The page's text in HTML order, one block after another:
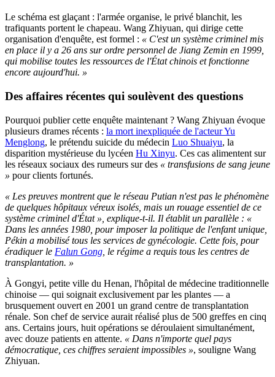
Le schéma est glaçant : l'armée organise, le privé blanchit, les
trafiquants portent le chapeau. Wang Zhiyuan, qui dirige cette
organisation d'enquête, est formel : « C'est un système criminel mis
en place il y a 26 ans sur ordre personnel de Jiang Zemin en 1999,
qui mobilise toutes les ressources de l'État chinois et fonctionne
encore aujourd'hui. »
Des affaires récentes qui soulèvent des questions
Pourquoi publier cette enquête maintenant ? Wang Zhiyuan évoque
plusieurs drames récents : la mort inexpliquée de l'acteur Yu
Menglong, le prétendu suicide du médecin Luo Shuaiyu, la
disparition mystérieuse du lycéen Hu Xinyu. Ces cas alimentent sur
les réseaux sociaux des rumeurs sur des « transfusions de sang jeune
» pour clients fortunés.
« Les preuves montrent que le réseau Putian n'est pas le phénomène
de quelques hôpitaux véreux isolés, mais un rouage essentiel de ce
système criminel d'État », explique-t-il. Il établit un parallèle : «
Dans les années 1980, pour imposer la politique de l'enfant unique,
Pékin a mobilisé tous les services de gynécologie. Cette fois, pour
éradiquer le Falun Gong , le régime a requis tous les centres de
transplantation. »
À Gongyi, petite ville du Henan, l'hôpital de médecine traditionnelle
chinoise — qui soignait exclusivement par les plantes — a
brusquement ouvert en 2001 un grand centre de transplantation
rénale. Son chef de service aurait réalisé plus de 500 greffes en cinq
ans. Certains jours, huit opérations se déroulaient simultanément,
avec douze patients en attente. « Dans n'importe quel pays
démocratique, ces chiffres seraient impossibles », souligne Wang
Zhiyuan.